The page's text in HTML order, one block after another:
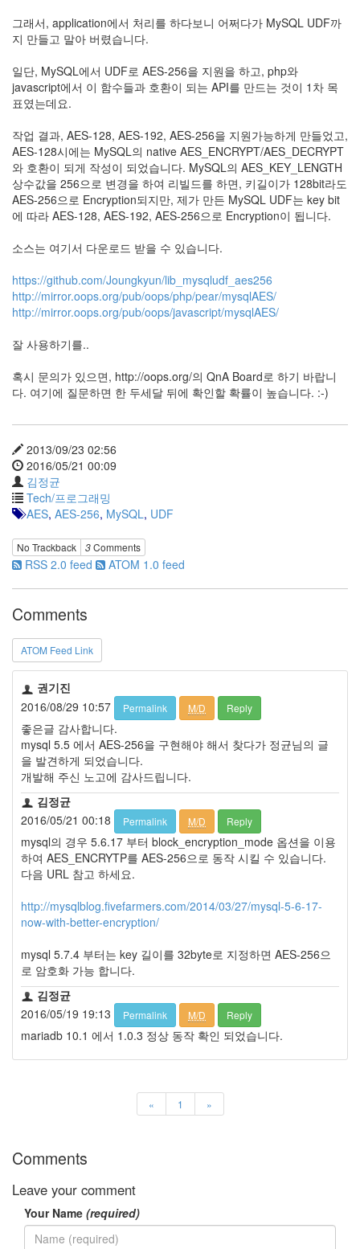
그래서, application에서 처리를 하다보니 어쩌다가 MySQL UDF까
지 만들고 말아 버렸습니다.
일단, MySQL에서 UDF로 AES-256을 지원을 하고, php와
javascript에서 이 함수들과 호환이 되는 API를 만드는 것이 1차 목
표였는데요.
작업 결과, AES-128, AES-192, AES-256을 지원가능하게 만들었고,
AES-128시에는 MySQL의 native AES_ENCRYPT/AES_DECRYPT
와 호환이 되게 작성이 되었습니다. MySQL의 AES_KEY_LENGTH
상수값을 256으로 변경을 하여 리빌드를 하면, 키길이가 128bit라도
AES-256으로 Encryption되지만, 제가 만든 MySQL UDF는 key bit
에 따라 AES-128, AES-192, AES-256으로 Encryption이 됩니다.
소스는 여기서 다운로드 받을 수 있습니다.
https://github.com/Joungkyun/lib_mysqludf_aes256
http://mirror.oops.org/pub/oops/php/pear/mysqlAES/
http://mirror.oops.org/pub/oops/javascript/mysqlAES/
잘 사용하기를..
혹시 문의가 있으면, http://oops.org/의 QnA Board로 하기 바랍니
다. 여기에 질문하면 한 두세달 뒤에 확인할 확률이 높습니다. :-)
2013/09/23 02:56
2016/05/21 00:09
김정균
Tech/프로그래밍
AES, AES-256, MySQL, UDF
No Trackback 3Comments
RSS 2.0 feed ATOM 1.0 feed
Comments
ATOM Feed Link
권기진
2016/08/29 10:57
Permalink M/D Reply
좋은글 감사합니다.
mysql 5.5 에서 AES-256을 구현해야 해서 찾다가 정균님의 글
을 발견하게 되었습니다.
개발해 주신 노고에 감사드립니다.
김정균
2016/05/21 00:18
Permalink M/D Reply
mysql의 경우 5.6.17 부터 block_encryption_mode 옵션을 이용
하여 AES_ENCRYTP를 AES-256으로 동작 시킬 수 있습니다.
다음 URL 참고 하세요.
http://mysqlblog.fivefarmers.com/2014/03/27/mysql-5-6-17-
now-with-better-encryption/
mysql 5.7.4 부터는 key 길이를 32byte로 지정하면 AES-256으
로 암호화 가능 합니다.
김정균
2016/05/19 19:13
Permalink M/D Reply
mariadb 10.1 에서 1.0.3 정상 동작 확인 되었습니다.
« 1 »
Comments
Leave your comment
Your Name (required)